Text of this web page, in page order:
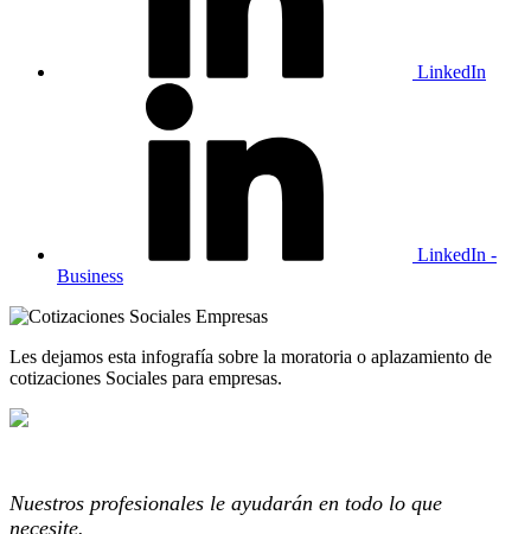
LinkedIn
LinkedIn -
Business
Les dejamos esta infografía sobre la moratoria o aplazamiento de
cotizaciones Sociales para empresas.
Nuestros profesionales le ayudarán en todo lo que
necesite.